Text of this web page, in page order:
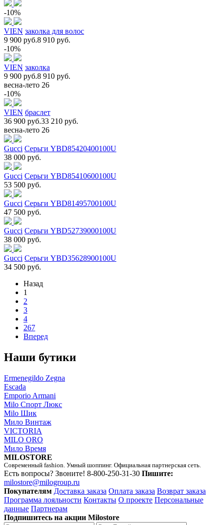
-10%
VIEN заколка для волос
9 900 руб.8 910 руб.
-10%
VIEN заколка
9 900 руб.8 910 руб.
весна-лето 26
-10%
VIEN браслет
36 900 руб.33 210 руб.
весна-лето 26
Gucci Серьги YBD85420400100U
38 000 руб.
Gucci Серьги YBD85410600100U
53 500 руб.
Gucci Серьги YBD81495700100U
47 500 руб.
Gucci Серьги YBD52739000100U
38 000 руб.
Gucci Серьги YBD35628900100U
34 500 руб.
Назад
1
2
3
4
267
Вперед
Наши бутики
Ermenegildo Zegna
Escada
Emporio Armani
Milo Спорт Люкс
Milo Шик
Мило Винтаж
VICTORIA
MILO ORO
Мило Время
MILOSTORE
Современный fashion. Умный шоппинг. Официальная партнерская сеть.
Есть вопросы? Звоните! 8-800-250-31-30 Пишите:
milostore@milogroup.ru
Покупателям Доставка заказа Оплата заказа Возврат заказа
Программа лояльности Контакты О проекте Персональные
данные Партнерам
Подпишитесь на акции Milostore